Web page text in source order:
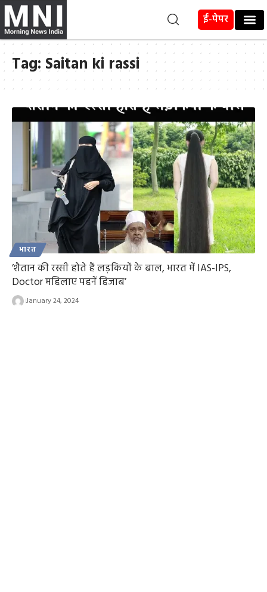
ई-पेपर
Tag: Saitan ki rassi
भारत
’शैतान की रस्सी होते हैं लड़कियों के बाल, भारत में IAS-IPS,
Doctor महिलाए पहनें हिजाब’
January 24, 2024